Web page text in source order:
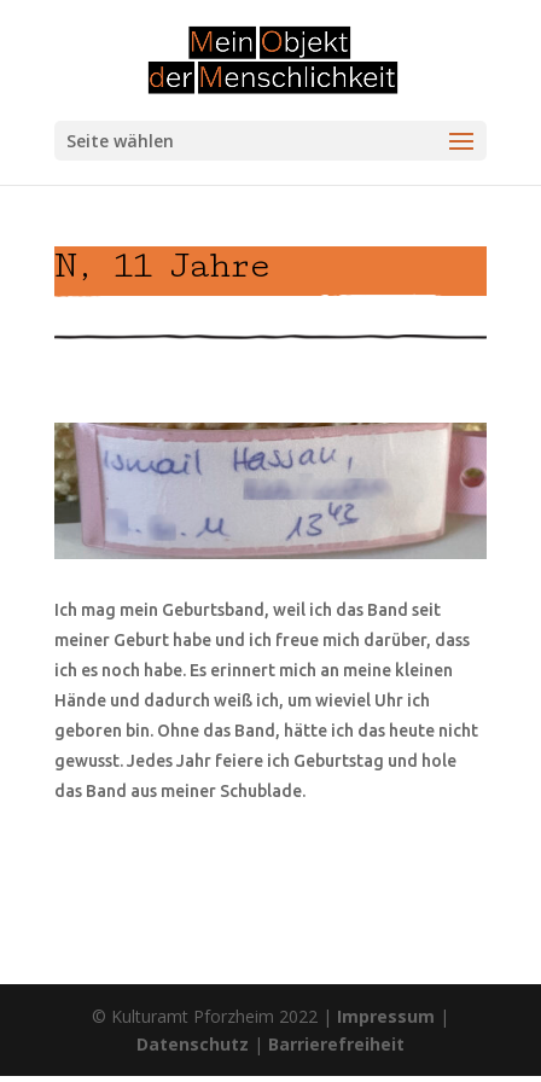
Seite wählen
N, 11 Jahre
Ich mag mein Geburtsband, weil ich das Band seit
meiner Geburt habe und ich freue mich darüber, dass
ich es noch habe. Es erinnert mich an meine kleinen
Hände und dadurch weiß ich, um wieviel Uhr ich
geboren bin. Ohne das Band, hätte ich das heute nicht
gewusst. Jedes Jahr feiere ich Geburtstag und hole
das Band aus meiner Schublade.
© Kulturamt Pforzheim 2022 | Impressum |
Datenschutz | Barrierefreiheit